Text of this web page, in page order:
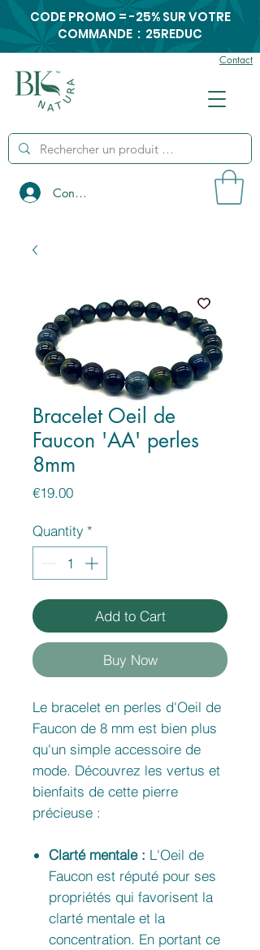
Contact
Connexion
CODE PROMO = -25% SUR VOTRE
COMMANDE : 25REDUC
Bracelet Oeil de
Faucon 'AA' perles
8mm
€19.00Price
Quantity *
Add to Cart
Buy Now
Le bracelet en perles d'Oeil de
Faucon de 8 mm est bien plus
qu'un simple accessoire de
mode. Découvrez les vertus et
bienfaits de cette pierre
précieuse :
Clarté mentale : L'Oeil de
Faucon est réputé pour ses
propriétés qui favorisent la
clarté mentale et la
concentration. En portant ce